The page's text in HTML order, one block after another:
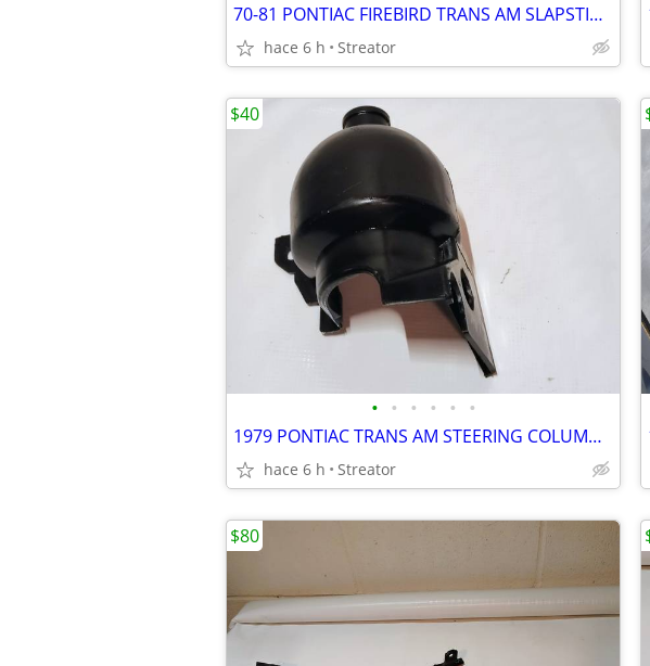
70-81 PONTIAC FIREBIRD TRANS AM SLAPSTICK FLOOR SHIFTER GM CAMARO
hace 6 h Streator
• • • • • •
1979 PONTIAC TRANS AM STEERING COLUMN GEAR BOX WS6 70-81 CAMARO
hace 6 h Streator
$40
$80